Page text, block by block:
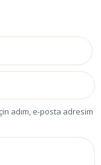
adım, e-posta adresim